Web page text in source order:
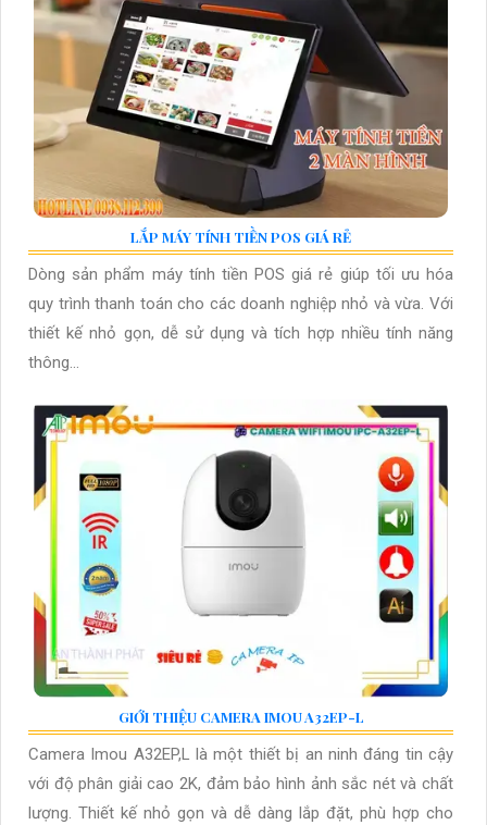
LẮP MÁY TÍNH TIỀN POS GIÁ RẺ
Dòng sản phẩm máy tính tiền POS giá rẻ giúp tối ưu hóa
quy trình thanh toán cho các doanh nghiệp nhỏ và vừa. Với
thiết kế nhỏ gọn, dễ sử dụng và tích hợp nhiều tính năng
thông...
GIỚI THIỆU CAMERA IMOU A32EP-L
Camera Imou A32EP,L là một thiết bị an ninh đáng tin cậy
với độ phân giải cao 2K, đảm bảo hình ảnh sắc nét và chất
lượng. Thiết kế nhỏ gọn và dễ dàng lắp đặt, phù hợp cho